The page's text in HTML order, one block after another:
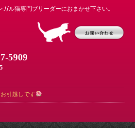
ル猫専門ブリーダーにおまかせ下さい。
5909
引越しです